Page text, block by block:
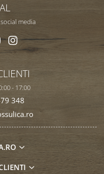
media
- 17:00
348